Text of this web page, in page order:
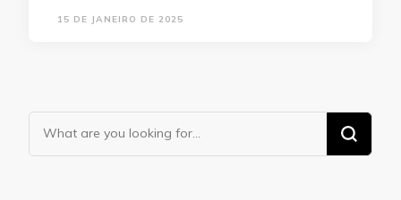
15 DE JANEIRO DE 2025
Looking
for